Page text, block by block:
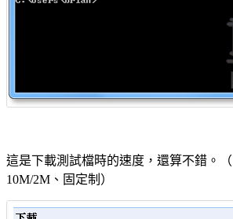
這是下載測試檔時的速度，還算不錯。
10M/2M、固定制）